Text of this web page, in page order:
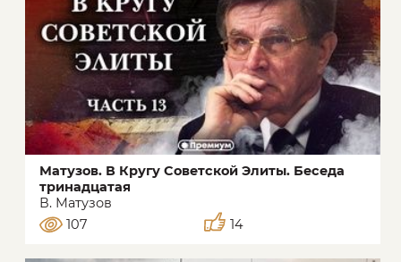
Матузов. В Кругу Советской Элиты. Беседа
тринадцатая
В. Матузов
107
14